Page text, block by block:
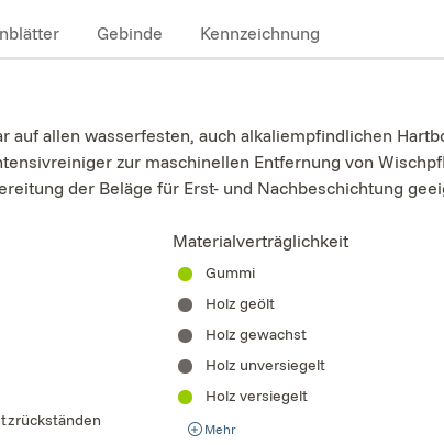
Gebinde Kennzeichnung
auf allen wasserfesten, auch alkaliempfindlichen
zur maschinellen Entfernung von
der Beläge für Erst- und Nachbeschichtung
Materialverträglichkeit
Gummi
Holz geölt
Holz gewachst
Holz unversiegelt
Holz versiegelt
Mehr